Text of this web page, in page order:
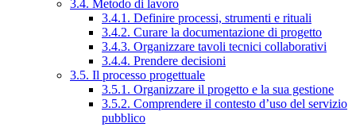
3.4. Metodo di lavoro
3.4.1. Definire processi, strumenti e rituali
3.4.2. Curare la documentazione di progetto
3.4.3. Organizzare tavoli tecnici collaborativi
3.4.4. Prendere decisioni
3.5. Il processo progettuale
3.5.1. Organizzare il progetto e la sua gestione
3.5.2. Comprendere il contesto d’uso del servizio
pubblico